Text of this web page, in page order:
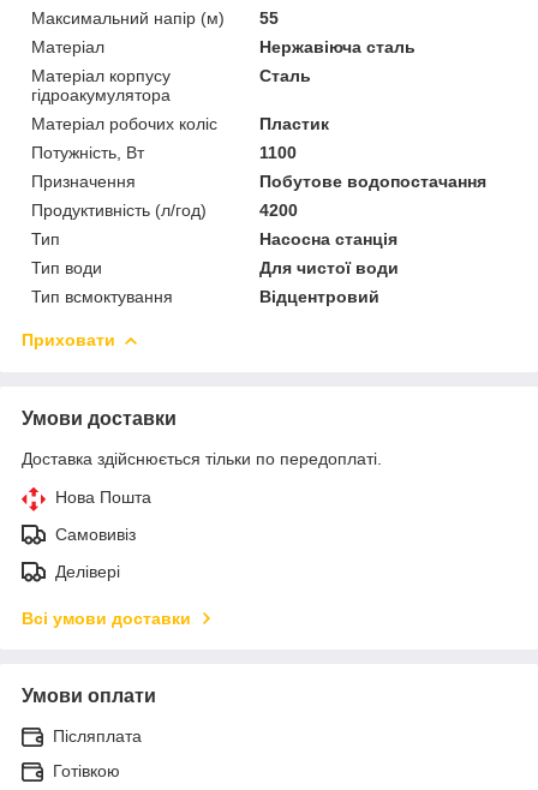
Максимальний напір (м)
55
Матеріал
Нержавіюча сталь
Матеріал корпусу
гідроакумулятора
Сталь
Матеріал робочих коліс
Пластик
Потужність, Вт
1100
Призначення
Побутове водопостачання
Продуктивність (л/год)
4200
Тип
Насосна станція
Тип води
Для чистої води
Тип всмоктування
Відцентровий
Приховати
Умови доставки
Доставка здійснюється тільки по передоплаті.
Нова Пошта
Самовивіз
Делівері
Всі умови доставки
Умови оплати
Післяплата
Готівкою